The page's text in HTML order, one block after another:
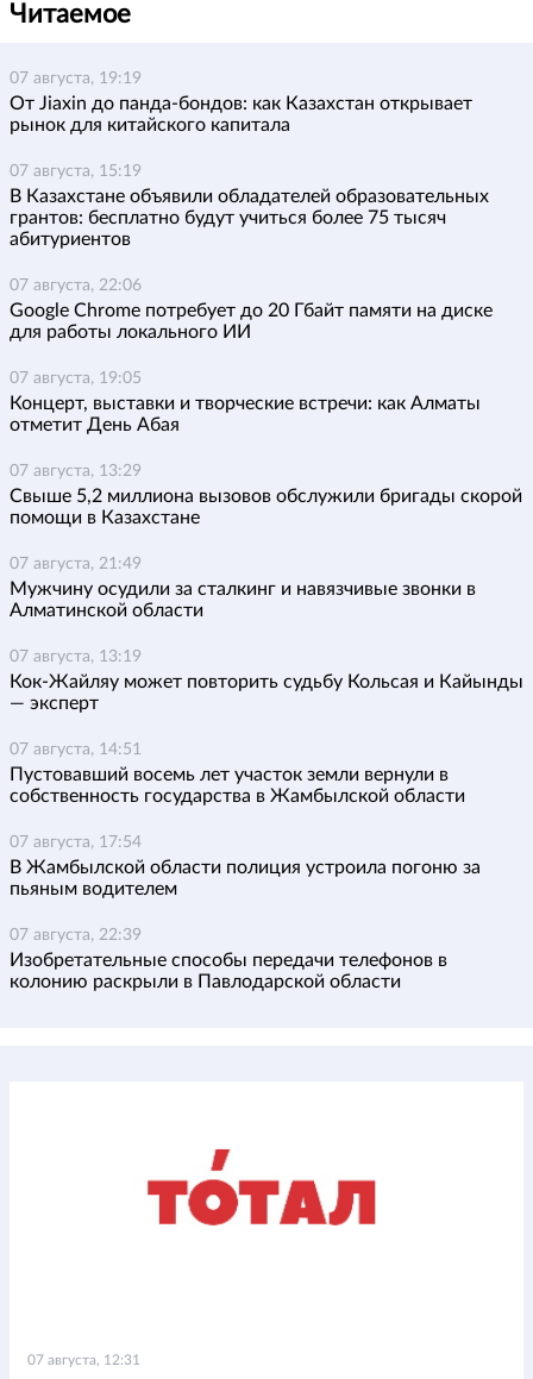
Читаемое
07 августа, 19:19
От Jiaxin до панда-бондов: как Казахстан открывает
рынок для китайского капитала
07 августа, 15:19
В Казахстане объявили обладателей образовательных
грантов: бесплатно будут учиться более 75 тысяч
абитуриентов
07 августа, 22:06
Google Chrome потребует до 20 Гбайт памяти на диске
для работы локального ИИ
07 августа, 19:05
Концерт, выставки и творческие встречи: как Алматы
отметит День Абая
07 августа, 13:29
Свыше 5,2 миллиона вызовов обслужили бригады скорой
помощи в Казахстане
07 августа, 21:49
Мужчину осудили за сталкинг и навязчивые звонки в
Алматинской области
07 августа, 13:19
Кок-Жайляу может повторить судьбу Кольсая и Кайынды
— эксперт
07 августа, 14:51
Пустовавший восемь лет участок земли вернули в
собственность государства в Жамбылской области
07 августа, 17:54
В Жамбылской области полиция устроила погоню за
пьяным водителем
07 августа, 22:39
Изобретательные способы передачи телефонов в
колонию раскрыли в Павлодарской области
07 августа, 12:31